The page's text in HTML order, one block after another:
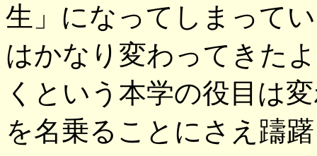
生」になってしまって
はかなり変わってきた
くという本学の役目は
を名乗ることにさえ躊